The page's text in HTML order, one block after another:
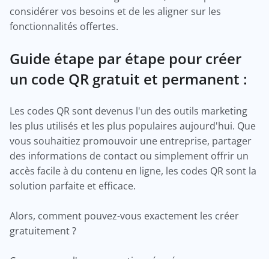
considérer vos besoins et de les aligner sur les
fonctionnalités offertes.
Guide étape par étape pour créer
un code QR gratuit et permanent :
Les codes QR sont devenus l'un des outils marketing
les plus utilisés et les plus populaires aujourd'hui. Que
vous souhaitiez promouvoir une entreprise, partager
des informations de contact ou simplement offrir un
accès facile à du contenu en ligne, les codes QR sont la
solution parfaite et efficace.
Alors, comment pouvez-vous exactement les créer
gratuitement ?